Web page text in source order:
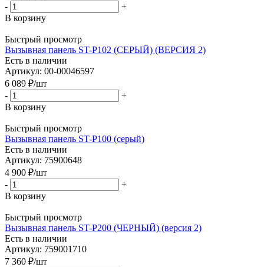
-
+
В корзину
Быстрый просмотр
Вызывная панель ST-P102 (СЕРЫЙ) (ВЕРСИЯ 2)
Есть в наличии
Артикул: 00-00046597
6 089 ₽/шт
-
+
В корзину
Быстрый просмотр
Вызывная панель ST-P100 (серый)
Есть в наличии
Артикул: 75900648
4 900 ₽/шт
-
+
В корзину
Быстрый просмотр
Вызывная панель ST-P200 (ЧЕРНЫЙ) (версия 2)
Есть в наличии
Артикул: 759001710
7 360 ₽/шт